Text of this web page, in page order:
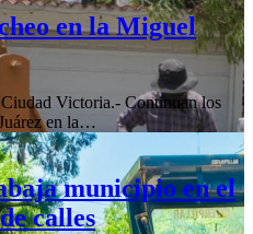
en la Miguel
Victoria.- Continuan los
en la…
municipio en el
calles